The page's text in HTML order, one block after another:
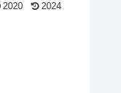
2020 2024